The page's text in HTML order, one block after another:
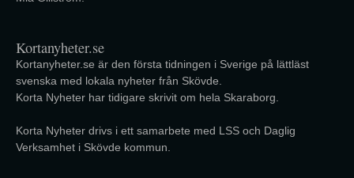
Kortanyheter.se
Kortanyheter.se är den första tidningen i Sverige på lättläst
svenska med lokala nyheter från Skövde.
Korta Nyheter har tidigare skrivit om hela Skaraborg.
Korta Nyheter drivs i ett samarbete med LSS och Daglig
Verksamhet i Skövde kommun.